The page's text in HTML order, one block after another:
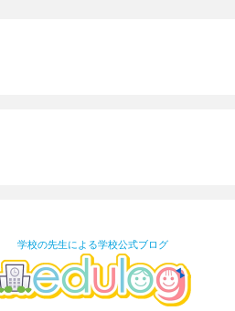
学校の先生による学校公式ブログ